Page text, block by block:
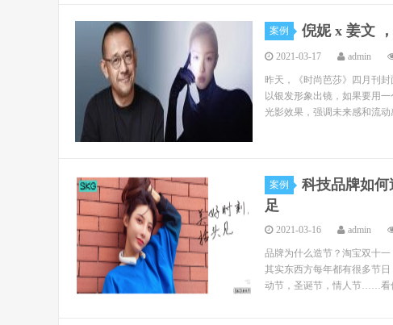
案例 倪妮 x 姜文
2021-03-17 admin
昨天，《时尚芭莎》四月刊
以银发形象出镜，如果要用
光影效果，强调未来感和流
案例
科技品牌如
足
2021-03-16 admin
品牌为什么造节？淘宝双十
其实东西方每年都有很多节
动节，圣诞节，情人节……看